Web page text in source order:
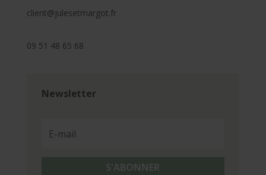
client@julesetmargot.fr
09 51 48 65 68
Newsletter
S'ABONNER